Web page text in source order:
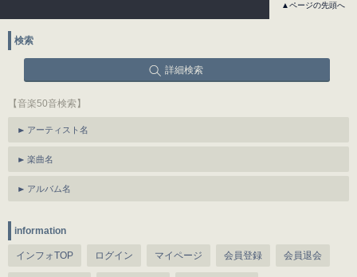
▲ページの先頭へ
検索
詳細検索
【音楽50音検索】
アーティスト名
楽曲名
アルバム名
information
インフォTOP ログイン マイページ 会員登録 会員退会